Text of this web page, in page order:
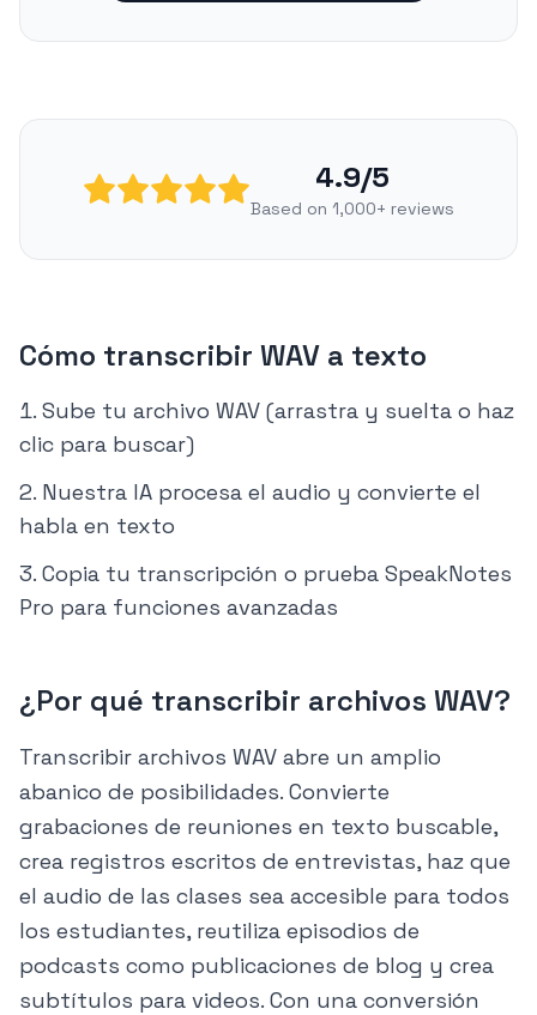
4.9/5
Based on 1,000+ reviews
Cómo transcribir WAV a texto
Sube tu archivo WAV (arrastra y suelta o haz
clic para buscar)
Nuestra IA procesa el audio y convierte el
habla en texto
Copia tu transcripción o prueba SpeakNotes
Pro para funciones avanzadas
¿Por qué transcribir archivos WAV?
Transcribir archivos WAV abre un amplio
abanico de posibilidades. Convierte
grabaciones de reuniones en texto buscable,
crea registros escritos de entrevistas, haz que
el audio de las clases sea accesible para todos
los estudiantes, reutiliza episodios de
podcasts como publicaciones de blog y crea
subtítulos para videos. Con una conversión